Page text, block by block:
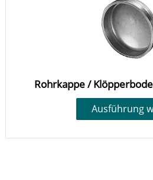
Rohrkappe /
Ausführung